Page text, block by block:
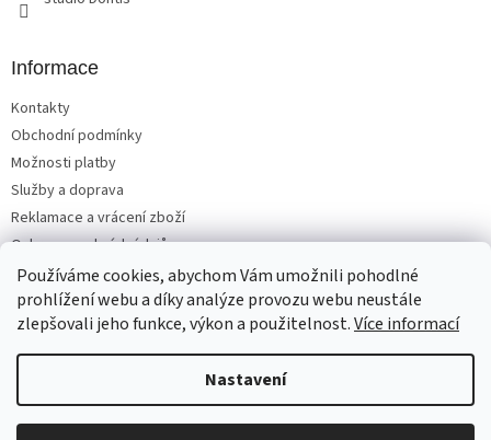
Používáme cookies, abychom Vám umožnili pohodlné
prohlížení webu a díky analýze provozu webu neustále
zlepšovali jeho funkce, výkon a použitelnost.Více informací
Nastavení
Informace
Kontakty
Obchodní podmínky
Možnosti platby
Služby a doprava
Reklamace a vrácení zboží
Ochrana osobních údajů
Copyright 2026Matrace, postele, nábytek Benešov. Všechna